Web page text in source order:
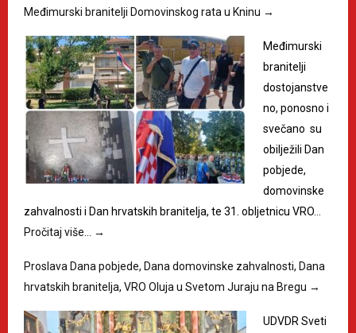
Međimurski branitelji Domovinskog rata u Kninu →
Međimurski
branitelji
dostojanstve
no, ponosno i
svečano su
obilježili Dan
pobjede,
domovinske
zahvalnosti i Dan hrvatskih branitelja, te 31. obljetnicu VRO…
Pročitaj više…
→
Proslava Dana pobjede, Dana domovinske zahvalnosti, Dana
hrvatskih branitelja, VRO Oluja u Svetom Juraju na Bregu →
UDVDR Sveti